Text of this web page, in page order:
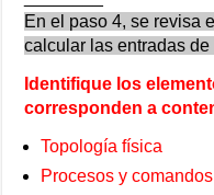
En el paso 4, se revisa
calcular las entradas
Identifique los
corresponden a
Topología física
Procesos y